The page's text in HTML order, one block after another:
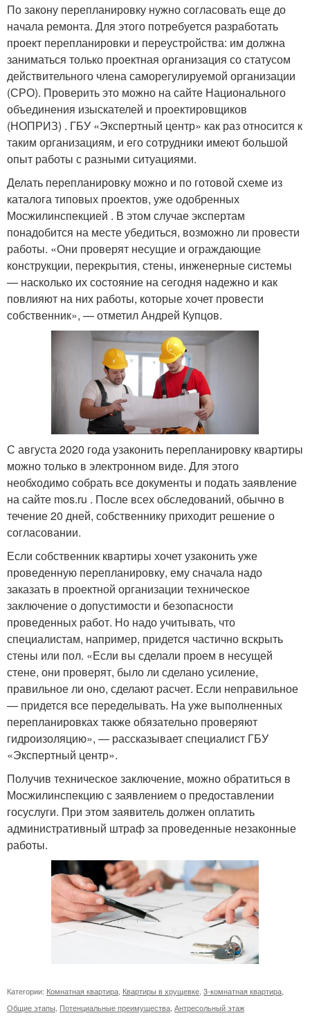
По закону перепланировку нужно согласовать еще до
начала ремонта. Для этого потребуется разработать
проект перепланировки и переустройства: им должна
заниматься только проектная организация со статусом
действительного члена саморегулируемой организации
(СРО). Проверить это можно на сайте Национального
объединения изыскателей и проектировщиков
(НОПРИЗ) . ГБУ «Экспертный центр» как раз относится к
таким организациям, и его сотрудники имеют большой
опыт работы с разными ситуациями.
Делать перепланировку можно и по готовой схеме из
каталога типовых проектов, уже одобренных
Мосжилинспекцией . В этом случае экспертам
понадобится на месте убедиться, возможно ли провести
работы. «Они проверят несущие и ограждающие
конструкции, перекрытия, стены, инженерные системы
— насколько их состояние на сегодня надежно и как
повлияют на них работы, которые хочет провести
собственник», — отметил Андрей Купцов.
С августа 2020 года узаконить перепланировку квартиры
можно только в электронном виде. Для этого
необходимо собрать все документы и подать заявление
на сайте mos.ru . После всех обследований, обычно в
течение 20 дней, собственнику приходит решение о
согласовании.
Если собственник квартиры хочет узаконить уже
проведенную перепланировку, ему сначала надо
заказать в проектной организации техническое
заключение о допустимости и безопасности
проведенных работ. Но надо учитывать, что
специалистам, например, придется частично вскрыть
стены или пол. «Если вы сделали проем в несущей
стене, они проверят, было ли сделано усиление,
правильное ли оно, сделают расчет. Если неправильное
— придется все переделывать. На уже выполненных
перепланировках также обязательно проверяют
гидроизоляцию», — рассказывает специалист ГБУ
«Экспертный центр».
Получив техническое заключение, можно обратиться в
Мосжилинспекцию с заявлением о предоставлении
госуслуги. При этом заявитель должен оплатить
административный штраф за проведенные незаконные
работы.
Категории: Комнатная квартира Квартиры в хрущевке 3-комнатная квартира
Общие этапы Потенциальные преимущества Антресольный этаж